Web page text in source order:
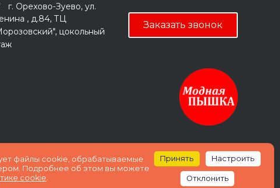
г. Орехово-Зуево, ул.
, д.84, ТЦ
цокольный
Заказать звонок
файлы cookie, обрабатываемые
Подробнее об этом вы можете
cookie
Принять Настроить
Отклонить